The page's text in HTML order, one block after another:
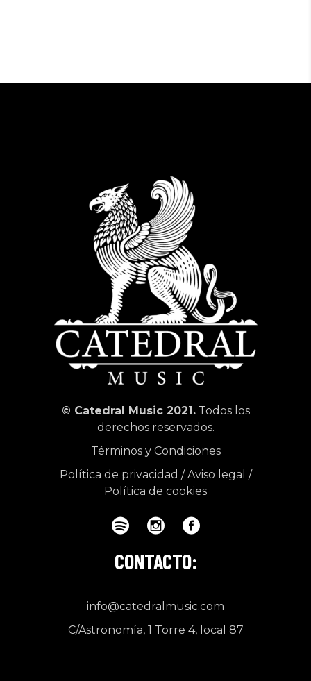
© Catedral Music 2021.Todos los
derechos reservados.
Términos y Condiciones
Política de privacidad /Aviso legal /
Política de cookies
CONTACTO:
info@catedralmusic.com
C/Astronomía, 1 Torre 4, local 87